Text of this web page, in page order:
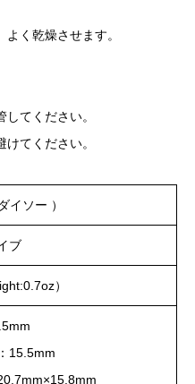
く乾燥させます。
てください。
てください。
イソー ）
ブ
）
15.5mm